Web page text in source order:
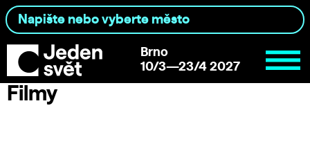
Brno
10/3—23/4 2027
Filmy